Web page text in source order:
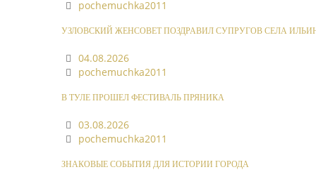
pochemuchka2011
УЗЛОВСКИЙ ЖЕНСОВЕТ ПОЗДРАВИЛ СУПРУГОВ СЕЛА
04.08.2026
pochemuchka2011
В ТУЛЕ ПРОШЕЛ ФЕСТИВАЛЬ ПРЯНИКА
03.08.2026
pochemuchka2011
ЗНАКОВЫЕ СОБЫТИЯ ДЛЯ ИСТОРИИ ГОРОДА